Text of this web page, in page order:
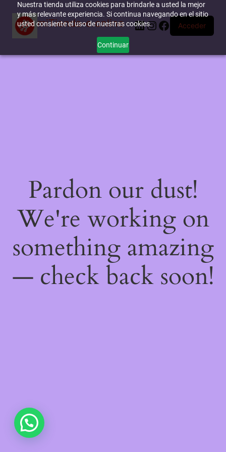
Nuestra tienda utiliza cookies para brindarle a usted la mejor
y más relevante experiencia. Si continua navegando en el sitio
usted consiente el uso de nuestras cookies.
Continuar
miTienda-e.online LinkedIn
Instagram
Facebook
Acceder
Pardon our dust!
We're working on
something amazing
— check back soon!